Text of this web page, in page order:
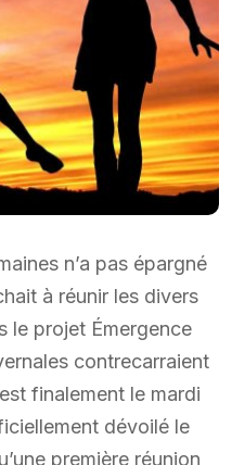
n’a pas épargné
à réunir les divers
le projet Émergence
contrecarraient
finalement le mardi
dévoilé le
première réunion